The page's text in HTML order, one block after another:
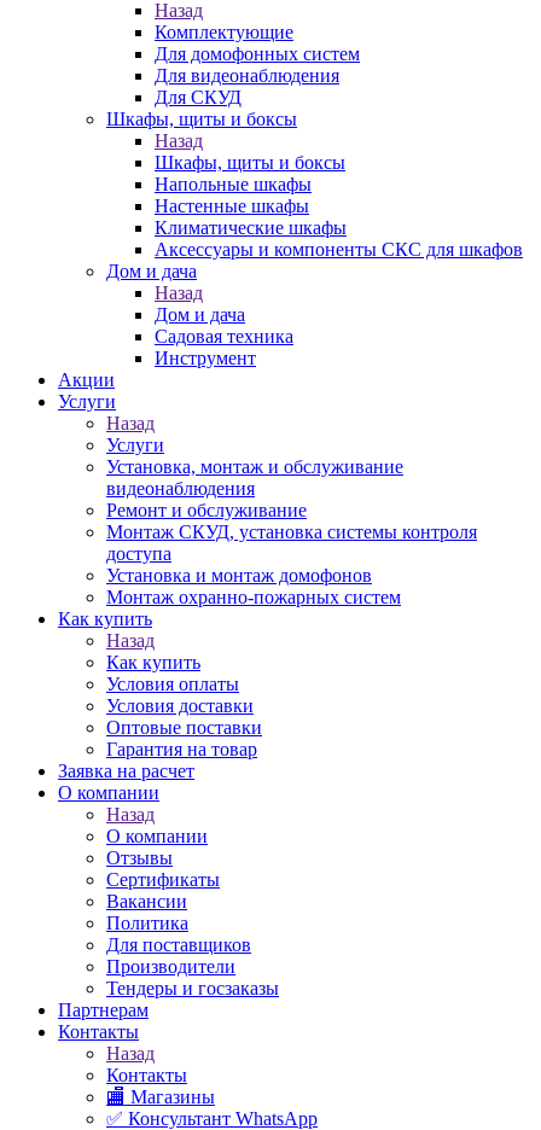
Назад
Комплектующие
Для домофонных систем
Для видеонаблюдения
Для СКУД
Шкафы, щиты и боксы
Назад
Шкафы, щиты и боксы
Напольные шкафы
Настенные шкафы
Климатические шкафы
Аксессуары и компоненты СКС для шкафов
Дом и дача
Назад
Дом и дача
Садовая техника
Инструмент
Акции
Услуги
Назад
Услуги
Установка, монтаж и обслуживание
видеонаблюдения
Ремонт и обслуживание
Монтаж СКУД, установка системы контроля
доступа
Установка и монтаж домофонов
Монтаж охранно-пожарных систем
Как купить
Назад
Как купить
Условия оплаты
Условия доставки
Оптовые поставки
Гарантия на товар
Заявка на расчет
О компании
Назад
О компании
Отзывы
Сертификаты
Вакансии
Политика
Для поставщиков
Производители
Тендеры и госзаказы
Партнерам
Контакты
Назад
Контакты
🏬 Магазины
✅️ Консультант WhatsApp